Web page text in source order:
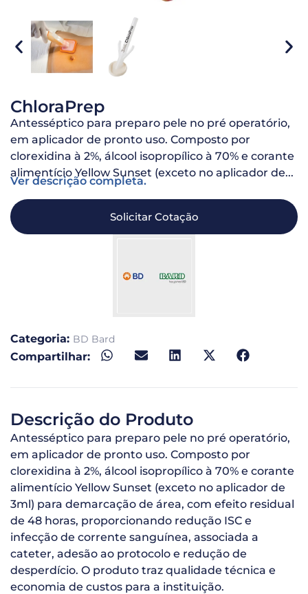
ChloraPrep
Antesséptico para preparo pele no pré operatório,
em aplicador de pronto uso. Composto por
clorexidina à 2%, álcool isopropílico à 70% e corante
alimentício Yellow Sunset (exceto no aplicador de...
Ver descrição completa.
Solicitar Cotação
Categoria: BD Bard
Compartilhar:
Descrição do Produto
Antesséptico para preparo pele no pré operatório,
em aplicador de pronto uso. Composto por
clorexidina à 2%, álcool isopropílico à 70% e corante
alimentício Yellow Sunset (exceto no aplicador de
3ml) para demarcação de área, com efeito residual
de 48 horas, proporcionando redução ISC e
infecção de corrente sanguínea, associada a
cateter, adesão ao protocolo e redução de
desperdício. O produto traz qualidade técnica e
economia de custos para a instituição.